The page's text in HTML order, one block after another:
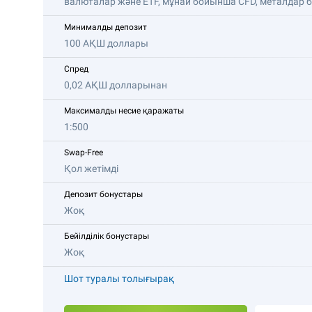
Минималды депозит
100 АҚШ доллары
Спред
0,02 АҚШ долларынан
Максималды несие қаражаты
1:500
Swap-Free
Қол жетімді
Депозит бонустары
Жоқ
Бейілділік бонустары
Жоқ
Шот туралы толығырақ